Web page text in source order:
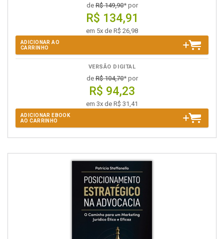
deR$ 149,90* por
R$ 134,91
em 5x de R$ 26,98
ADICIONAR AO
CARRINHO
VERSÃO DIGITAL
deR$ 104,70* por
R$ 94,23
em 3x de R$ 31,41
ADICIONAR EBOOK
AO CARRINHO